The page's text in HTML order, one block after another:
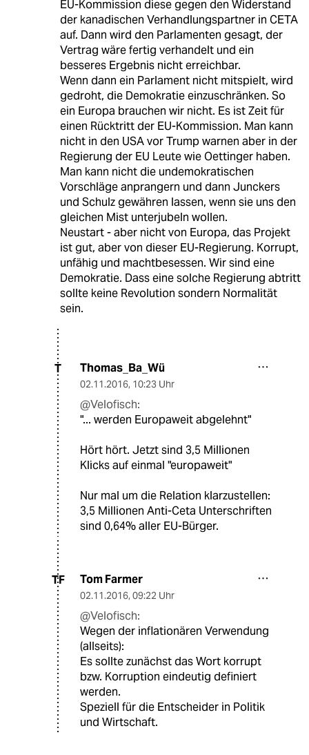
EU-Kommission diese gegen den Widerstand
der kanadischen Verhandlungspartner in CETA
auf. Dann wird den Parlamenten gesagt, der
Vertrag wäre fertig verhandelt und ein
besseres Ergebnis nicht erreichbar.
Wenn dann ein Parlament nicht mitspielt, wird
gedroht, die Demokratie einzuschränken. So
ein Europa brauchen wir nicht. Es ist Zeit für
einen Rücktritt der EU-Kommission. Man kann
nicht in den USA vor Trump warnen aber in der
Regierung der EU Leute wie Oettinger haben.
Man kann nicht die undemokratischen
Vorschläge anprangern und dann Junckers
und Schulz gewähren lassen, wenn sie uns den
gleichen Mist unterjubeln wollen.
Neustart - aber nicht von Europa, das Projekt
ist gut, aber von dieser EU-Regierung. Korrupt,
unfähig und machtbesessen. Wir sind eine
Demokratie. Dass eine solche Regierung abtritt
sollte keine Revolution sondern Normalität
sein.
T Thomas_Ba_Wü
02.11.2016, 10:23 Uhr
@Velofisch:
"... werden Europaweit abgelehnt"
Hört hört. Jetzt sind 3,5 Millionen
Klicks auf einmal "europaweit"
Nur mal um die Relation klarzustellen:
3,5 Millionen Anti-Ceta Unterschriften
sind 0,64% aller EU-Bürger.
TF Tom Farmer
02.11.2016, 09:22 Uhr
@Velofisch:
Wegen der inflationären Verwendung
(allseits):
Es sollte zunächst das Wort korrupt
bzw. Korruption eindeutig definiert
werden.
Speziell für die Entscheider in Politik
und Wirtschaft.